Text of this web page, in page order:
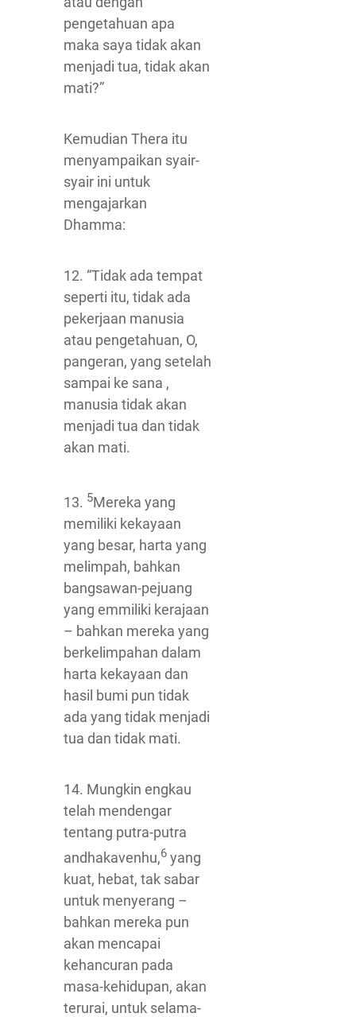
pengetahuan apa
maka saya tidak akan
menjadi tua, tidak akan
mati?”
Kemudian Thera itu
menyampaikan syair-
syair ini untuk
mengajarkan
Dhamma:
12. “Tidak ada tempat
seperti itu, tidak ada
pekerjaan manusia
atau pengetahuan, O,
pangeran, yang setelah
sampai ke sana ,
manusia tidak akan
menjadi tua dan tidak
akan mati.
13. 5Mereka yang
memiliki kekayaan
yang besar, harta yang
melimpah, bahkan
bangsawan-pejuang
yang emmiliki kerajaan
– bahkan mereka yang
berkelimpahan dalam
harta kekayaan dan
hasil bumi pun tidak
ada yang tidak menjadi
tua dan tidak mati.
14. Mungkin engkau
telah mendengar
tentang putra-putra
andhakavenhu,6 yang
kuat, hebat, tak sabar
untuk menyerang –
bahkan mereka pun
akan mencapai
kehancuran pada
masa-kehidupan, akan
terurai, untuk selama-